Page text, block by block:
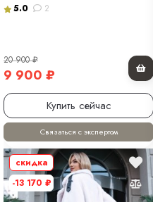
5.0 2
20 900₽
9 900 ₽
Купить сейчас
Связаться с экспертом
скидка
-13 170 ₽